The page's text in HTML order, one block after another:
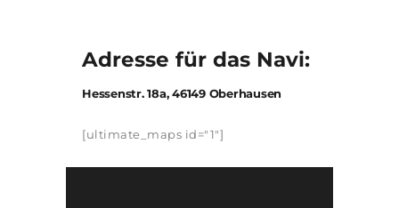
Adresse für das Navi:
Hessenstr. 18a, 46149 Oberhausen
[ultimate_maps id="1"]